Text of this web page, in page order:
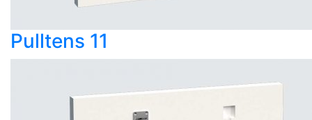
Pulltens 11